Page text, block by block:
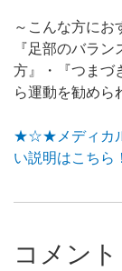
～こんな方にお
『足部のバラ
方』・『つまづ
ら運動を勧めら
★☆★メディカル
い説明はこち
コメント